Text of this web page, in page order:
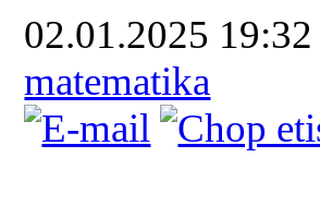
02.01.2025 19:32
matematika